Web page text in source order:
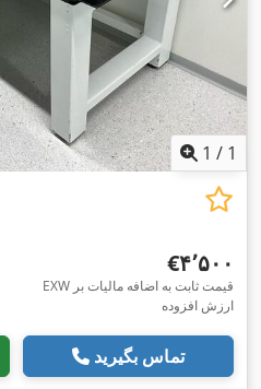
1 / 1
‎€۴٬۵۰۰
EXW قیمت ثابت به اضافه مالیات بر
ارزش افزوده
تماس بگیرید